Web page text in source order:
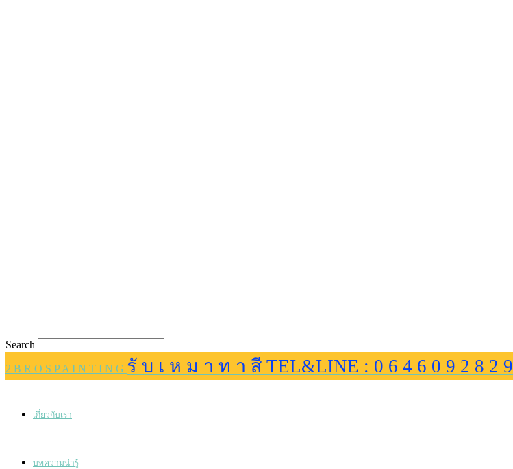
Search
2 B R O S P A I N T I N G รั บ เ ห ม า ท า สี TEL&LINE : 0 6 4 6 0 9 2 8 2 9
เกี่ยวกับเรา
บทความน่ารู้